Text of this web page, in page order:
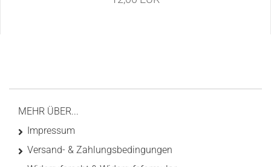
MEHR ÜBER...
Impressum
Versand- & Zahlungsbedingungen